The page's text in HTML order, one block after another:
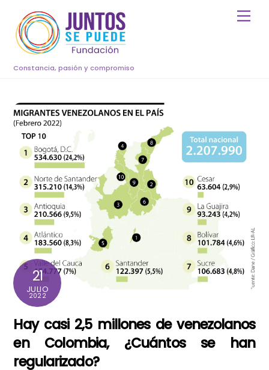
content
Constancia, pasión y compromiso
21
JULIO
2022
Hay casi 2,5 millones de venezolanos
en Colombia, ¿Cuántos se han
regularizado?